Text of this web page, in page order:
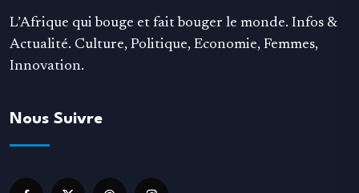
L’Afrique qui bouge et fait bouger le monde. Infos &
Actualité. Culture, Politique, Economie, Femmes,
Innovation.
Nous Suivre